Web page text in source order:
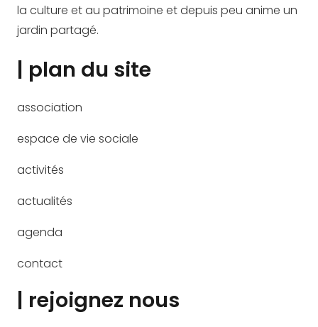
la culture et au patrimoine et depuis peu anime un
jardin partagé.
| plan du site
association
espace de vie sociale
activités
actualités
agenda
contact
| rejoignez nous